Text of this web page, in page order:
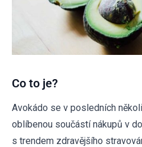
Co to je?
Avokádo se v posledních
oblíbenou součástí nákupů v
s trendem zdravějšího